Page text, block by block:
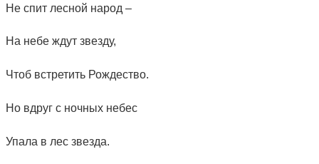
Не спит лесной народ –
На небе ждут звезду,
Чтоб встретить Рождество.
Но вдруг с ночных небес
Упала в лес звезда.